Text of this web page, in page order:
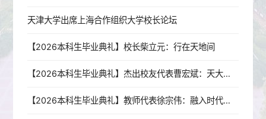
天津大学出席上海合作组织大学校长论坛
【2026本科生毕业典礼】校长柴立元：行在天地间
【2026本科生毕业典礼】杰出校友代表曹宏斌：天大教会我的三件事
【2026本科生毕业典礼】教师代表徐宗伟：融入时代发展，做时间的朋友